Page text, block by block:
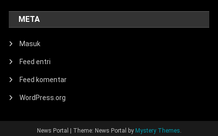
META
Masuk
Feed entri
Feed komentar
WordPress.org
News Portal Theme: News Portal by Mystery Themes.